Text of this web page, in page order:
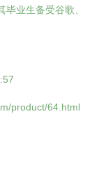
业生备受谷歌、
product/64.html